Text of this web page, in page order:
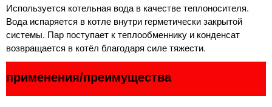
Используется котельная вода в качестве теплоносителя.
Вода испаряется в котле внутри герметически закрытой
системы. Пар поступает к теплообменнику и конденсат
возвращается в котёл благодаря силе тяжести.
применения/преимущества